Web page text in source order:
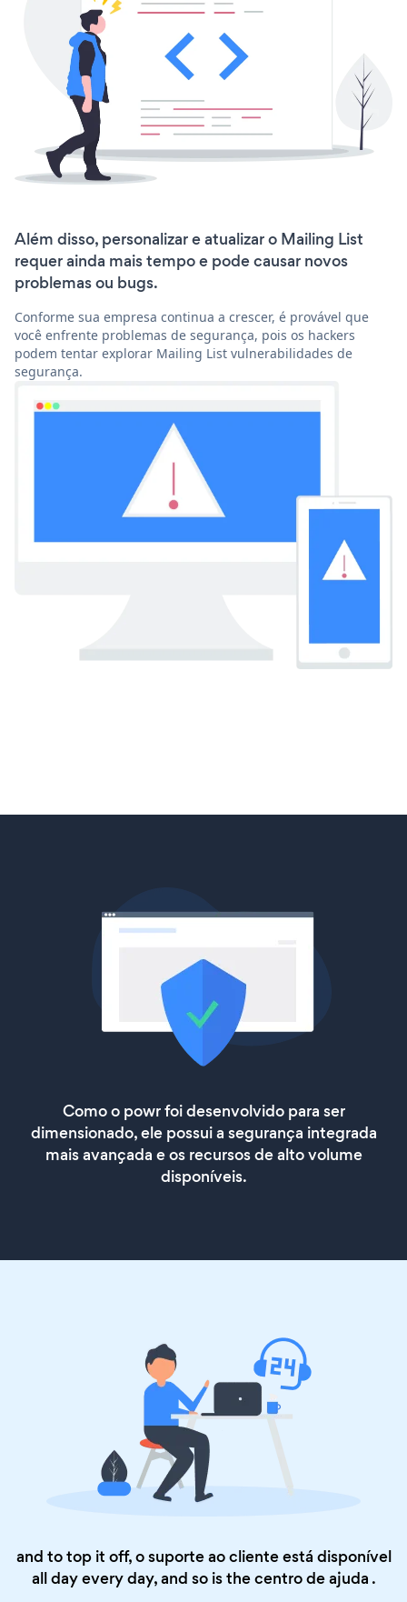
Além disso, personalizar e atualizar o Mailing List
requer ainda mais tempo e pode causar novos
problemas ou bugs.
Conforme sua empresa continua a crescer, é provável que
você enfrente problemas de segurança, pois os hackers
podem tentar explorar Mailing List vulnerabilidades de
segurança.
Como o powr foi desenvolvido para ser
dimensionado, ele possui a segurança integrada
mais avançada e os recursos de alto volume
disponíveis.
and to top it off, o suporte ao cliente está disponível
all day every day, and so is thecentro de ajuda .